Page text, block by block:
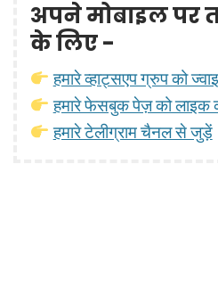
अपने मोबाइल पर
के लिए -
हमारे व्हाट्सएप ग्रुप को
हमारे फेसबुक पेज़ को लाइक
हमारे टेलीग्राम चैनल से जुड़ें